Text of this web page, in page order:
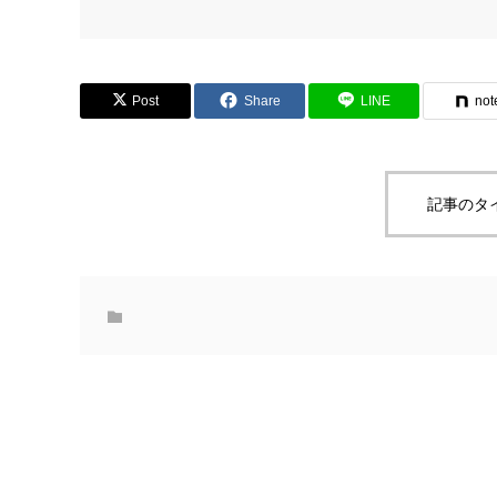
Post Share LINE
記事のタ